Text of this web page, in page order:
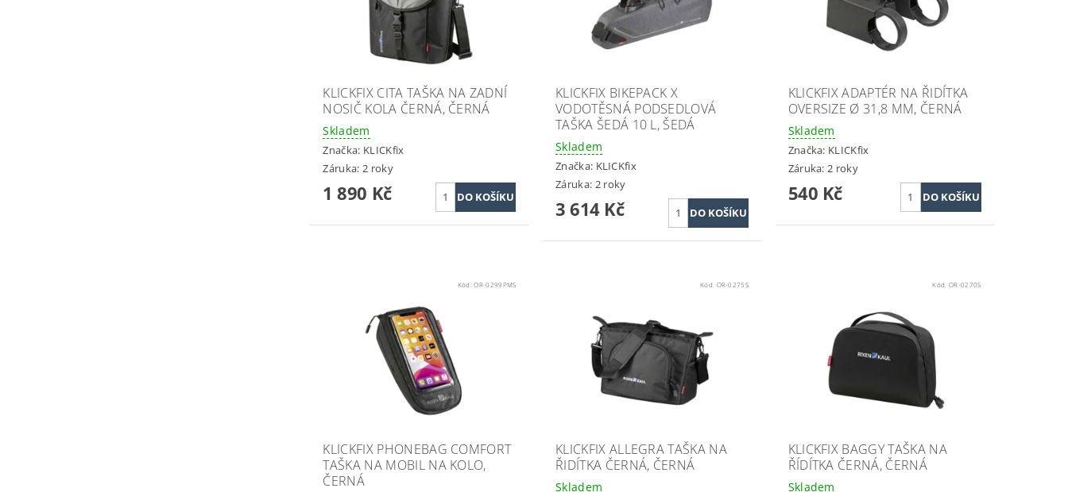
KLICKFIX CITA TAŠKA NA ZADNÍ
NOSIČ KOLA ČERNÁ, ČERNÁ
Skladem
Značka: KLICKfix
Záruka: 2 roky
1 890 Kč
KLICKFIX BIKEPACK X
VODOTĚSNÁ PODSEDLOVÁ
TAŠKA ŠEDÁ 10 L, ŠEDÁ
Skladem
Značka: KLICKfix
Záruka: 2 roky
3 614 Kč
KLICKFIX ADAPTÉR NA ŘIDÍTKA
OVERSIZE Ø 31,8 MM, ČERNÁ
Skladem
Značka: KLICKfix
Záruka: 2 roky
540 Kč
Kód:OR-0299PMS
KLICKFIX PHONEBAG COMFORT
TAŠKA NA MOBIL NA KOLO,
ČERNÁ
Kód: OR-0275S
KLICKFIX ALLEGRA TAŠKA NA
ŘIDÍTKA ČERNÁ, ČERNÁ
Skladem
Kód:OR-0270S
KLICKFIX BAGGY TAŠKA NA
ŘÍDÍTKA ČERNÁ, ČERNÁ
Skladem